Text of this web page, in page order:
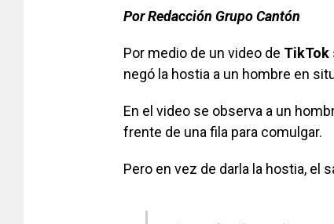
Por Redacción Grupo Cantón
Por medio de un video de TikTok
negó la hostia a un hombre en
En el video se observa a un
frente de una fila para comulgar.
Pero en vez de darla la hostia, el